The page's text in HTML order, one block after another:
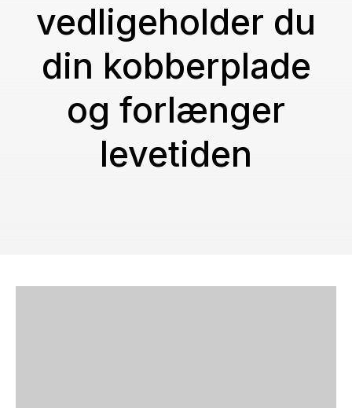
vedligeholder du
din kobberplade
og forlænger
levetiden